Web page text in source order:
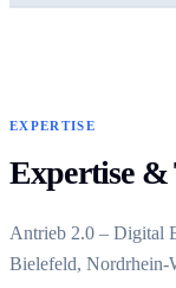
EXPERTISE
Expertise &
Antrieb 2.0 – Digital
Bielefeld, Nordrhein-